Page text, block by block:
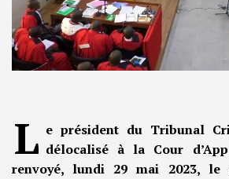
L e président du Tribunal
délocalisé à la Cour
renvoyé, lundi 29 mai 2023,